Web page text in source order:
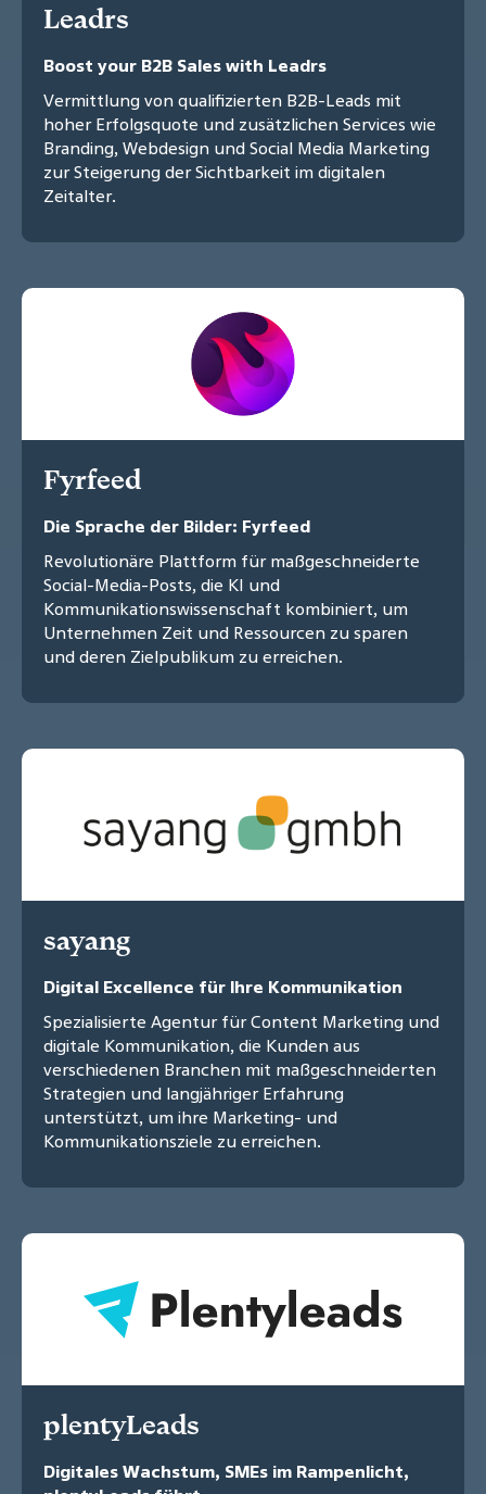
Leadrs
Boost your B2B Sales with Leadrs
Vermittlung von qualifizierten B2B-Leads mit
hoher Erfolgsquote und zusätzlichen Services wie
Branding, Webdesign und Social Media Marketing
zur Steigerung der Sichtbarkeit im digitalen
Zeitalter.
Fyrfeed
Die Sprache der Bilder: Fyrfeed
Revolutionäre Plattform für maßgeschneiderte
Social-Media-Posts, die KI und
Kommunikationswissenschaft kombiniert, um
Unternehmen Zeit und Ressourcen zu sparen
und deren Zielpublikum zu erreichen.
sayang
Digital Excellence für Ihre Kommunikation
Spezialisierte Agentur für Content Marketing und
digitale Kommunikation, die Kunden aus
verschiedenen Branchen mit maßgeschneiderten
Strategien und langjähriger Erfahrung
unterstützt, um ihre Marketing- und
Kommunikationsziele zu erreichen.
plentyLeads
Digitales Wachstum, SMEs im Rampenlicht,